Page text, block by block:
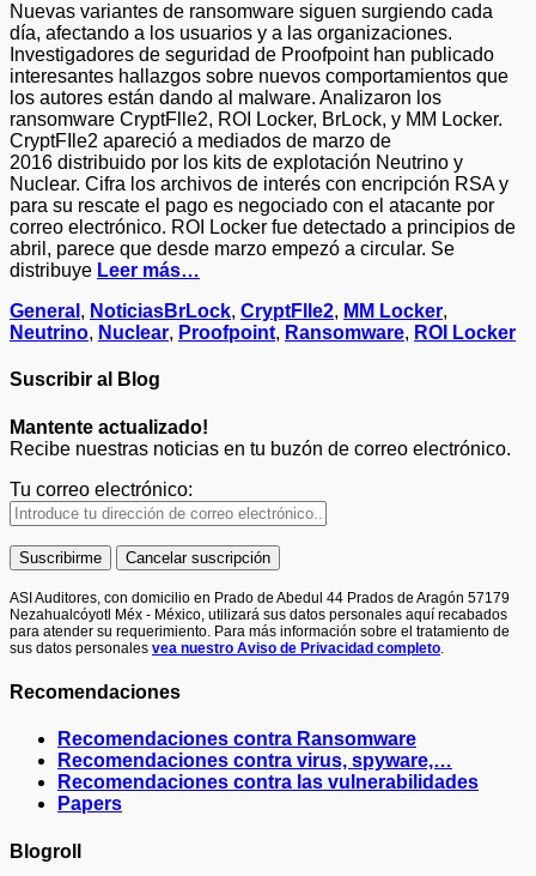
Nuevas variantes de ransomware siguen surgiendo cada
día, afectando a los usuarios y a las organizaciones.
Investigadores de seguridad de Proofpoint han publicado
interesantes hallazgos sobre nuevos comportamientos que
los autores están dando al malware. Analizaron los
ransomware CryptFlle2, ROI Locker, BrLock, y MM Locker.
CryptFIle2 apareció a mediados de marzo de
2016 distribuido por los kits de explotación Neutrino y
Nuclear. Cifra los archivos de interés con encripción RSA y
para su rescate el pago es negociado con el atacante por
correo electrónico. ROI Locker fue detectado a principios de
abril, parece que desde marzo empezó a circular. Se
distribuye Leer más…
Categorías
General , NoticiasEtiquetas
BrLock, CryptFlle2, MM Locker,
Neutrino, Nuclear, Proofpoint, Ransomware, ROI Locker
Suscribir al Blog
Mantente actualizado!
Recibe nuestras noticias en tu buzón de correo electrónico.
Tu correo electrónico:
ASI Auditores, con domicilio en Prado de Abedul 44 Prados de Aragón 57179
Nezahualcóyotl Méx - México, utilizará sus datos personales aquí recabados
para atender su requerimiento. Para más información sobre el tratamiento de
sus datos personales vea nuestro Aviso de Privacidad completo
Recomendaciones
Recomendaciones contra Ransomware
Recomendaciones contra virus, spyware,…
Recomendaciones contra las vulnerabilidades
Papers
Blogroll